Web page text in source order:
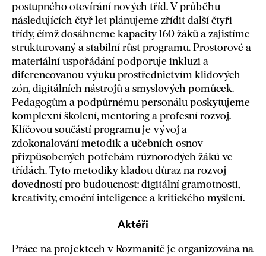
postupného otevírání nových tříd. V průběhu
následujících čtyř let plánujeme zřídit další čtyři
třídy, čímž dosáhneme kapacity 160 žáků a zajistíme
strukturovaný a stabilní růst programu. Prostorové a
materiální uspořádání podporuje inkluzi a
diferencovanou výuku prostřednictvím klidových
zón, digitálních nástrojů a smyslových pomůcek.
Pedagogům a podpůrnému personálu poskytujeme
komplexní školení, mentoring a profesní rozvoj.
Klíčovou součástí programu je vývoj a
zdokonalování metodik a učebních osnov
přizpůsobených potřebám různorodých žáků ve
třídách. Tyto metodiky kladou důraz na rozvoj
dovedností pro budoucnost: digitální gramotnosti,
kreativity, emoční inteligence a kritického myšlení.
Aktéři
Práce na projektech v Rozmanitě je organizována na